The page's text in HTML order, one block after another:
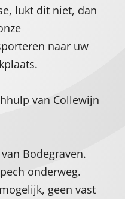
lukt dit niet, dan
naar uw
van Collewijn
Bodegraven.
onderweg.
geen vast